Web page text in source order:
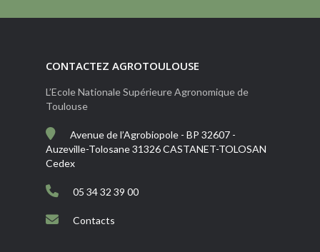
CONTACTEZ AGROTOULOUSE
L’Ecole Nationale Supérieure Agronomique de
Toulouse
Avenue de l’Agrobiopole - BP 32607 -
Auzeville-Tolosane 31326 CASTANET-TOLOSAN
Cedex
05 34 32 39 00
Contacts